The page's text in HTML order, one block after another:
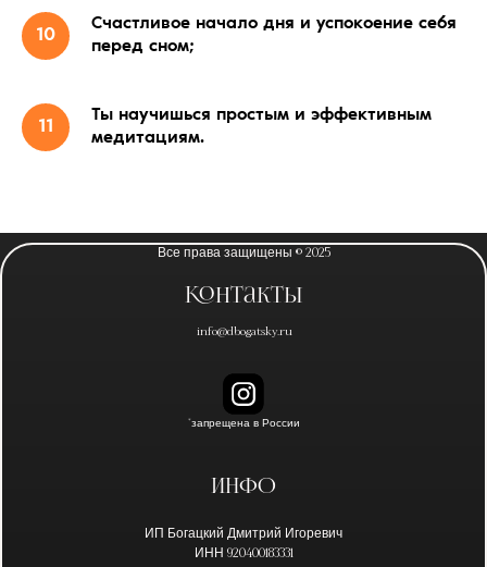
Счастливое начало дня и успокоение себя
перед сном;
Ты научишься простым и эффективным
медитациям.
info@dbogatsky.ru
Контакты
Инфо
ИП Богацкий Дмитрий Игоревич
ИНН 920400183331
Все права защищены © 2025
*запрещена в России